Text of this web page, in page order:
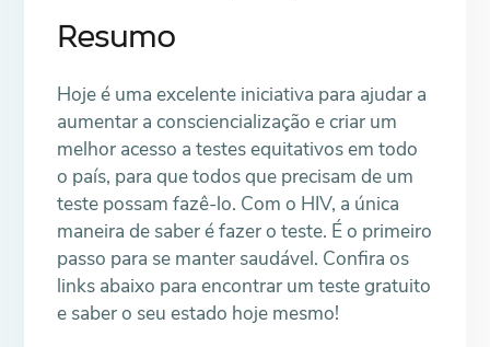
Resumo
Hoje é uma excelente iniciativa para ajudar a
aumentar a consciencialização e criar um
melhor acesso a testes equitativos em todo
o país, para que todos que precisam de um
teste possam fazê-lo. Com o HIV, a única
maneira de saber é fazer o teste. É o primeiro
passo para se manter saudável. Confira os
links abaixo para encontrar um teste gratuito
e saber o seu estado hoje mesmo!